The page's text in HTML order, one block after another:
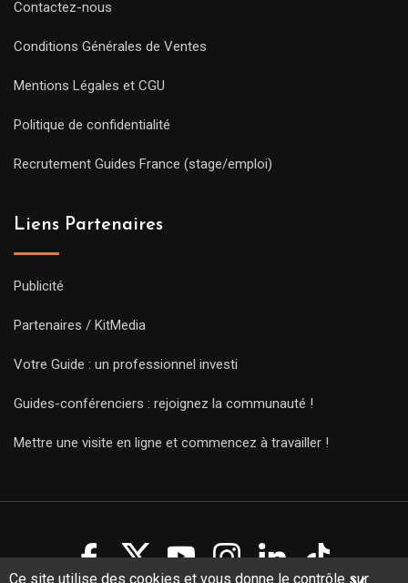
Ce site utilise des cookies et vous donne le contrôle sur
Contactez-nous
Conditions Générales de Ventes
Mentions Légales et CGU
Politique de confidentialité
Recrutement Guides France (stage/emploi)
Liens Partenaires
Publicité
Partenaires / KitMedia
Votre Guide : un professionnel investi
Guides-conférenciers : rejoignez la communauté !
Mettre une visite en ligne et commencez à travailler !